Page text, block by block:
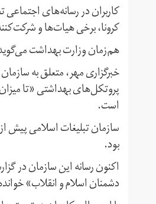
کاربران در رسانه‌های
کرونا، برخی هیات‌ها و
هم‌زمان وزارت بهداشت
پروتکل‌های بهداشتی «تا
است.
سازمان تبلیغات اسلامی پیش
بود.
اکنون رسانه این سازمان در
دشمنان اسلام و انقلاب»